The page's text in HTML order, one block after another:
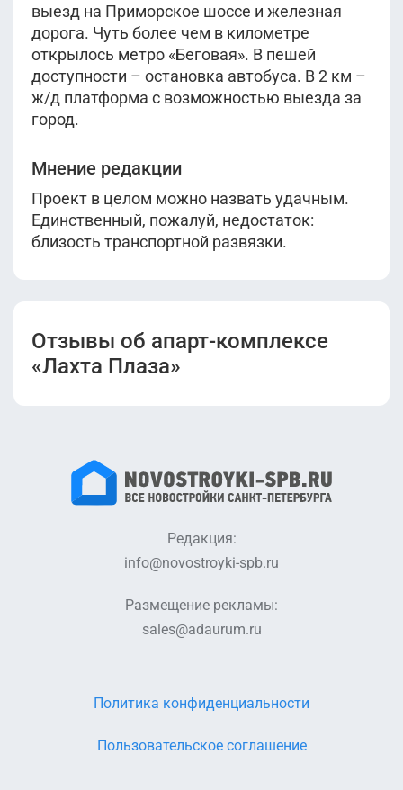
выезд на Приморское шоссе и железная
дорога. Чуть более чем в километре
открылось метро «Беговая». В пешей
доступности – остановка автобуса. В 2 км –
ж/д платформа с возможностью выезда за
город.
Мнение редакции
Проект в целом можно назвать удачным.
Единственный, пожалуй, недостаток:
близость транспортной развязки.
Отзывы об апарт-комплексе
«Лахта Плаза»
Редакция:
info@novostroyki-spb.ru
Размещение рекламы:
sales@adaurum.ru
Пользовательское соглашение
Политика конфиденциальности